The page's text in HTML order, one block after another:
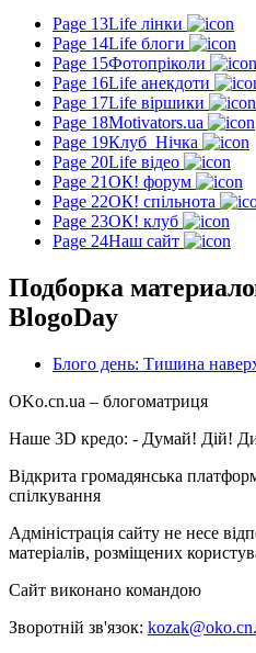
Page 13Life лінки
Page 14Life блоги
Page 15Фотопріколи
Page 16Life анекдоти
Page 17Life віршики
Page 18Motivators.ua
Page 19Клуб_Нічка
Page 20Life відео
Page 21ОК! форум
Page 22ОК! спільнота
Page 23ОК! клуб
Page 24Наш сайт
Подборка
BlogoDay
Блого день: Тишина
OKo.cn.ua – блогоматриця
Наше 3D кредо: - Думай! Дій!
Відкрита громадянська
спілкування
Адміністрація сайту не несе
матеріалів, розміщених
Сайт виконано командою
Зворотній зв'язок: